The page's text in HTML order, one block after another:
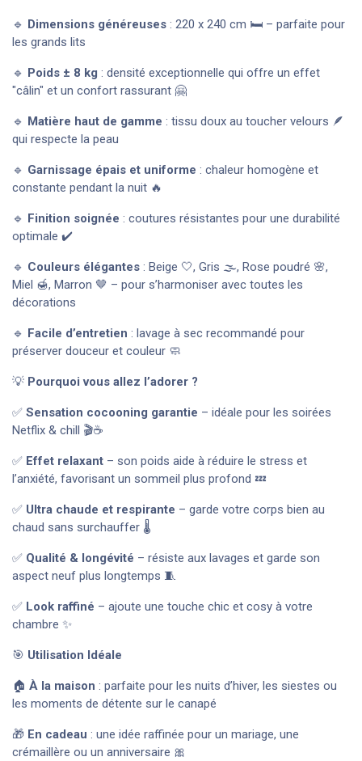
🔹 Dimensions généreuses : 220 x 240 cm 🛏️ – parfaite pour
les grands lits
🔹 Poids ± 8 kg : densité exceptionnelle qui offre un effet
"câlin" et un confort rassurant 🤗
🔹 Matière haut de gamme : tissu doux au toucher velours 🪶
qui respecte la peau
🔹 Garnissage épais et uniforme : chaleur homogène et
constante pendant la nuit 🔥
🔹 Finition soignée : coutures résistantes pour une durabilité
optimale ✔️
🔹 Couleurs élégantes : Beige 🤍, Gris 🌫️, Rose poudré 🌸,
Miel 🍯, Marron 🤎 – pour s’harmoniser avec toutes les
décorations
🔹 Facile d’entretien : lavage à sec recommandé pour
préserver douceur et couleur 🧼
💡 Pourquoi vous allez l’adorer ?
✅ Sensation cocooning garantie – idéale pour les soirées
Netflix & chill 🎬☕
✅ Effet relaxant – son poids aide à réduire le stress et
l’anxiété, favorisant un sommeil plus profond 💤
✅ Ultra chaude et respirante – garde votre corps bien au
chaud sans surchauffer 🌡️
✅ Qualité & longévité – résiste aux lavages et garde son
aspect neuf plus longtemps 🧵
✅ Look raffiné – ajoute une touche chic et cosy à votre
chambre ✨
🎯 Utilisation Idéale
🏠 À la maison : parfaite pour les nuits d’hiver, les siestes ou
les moments de détente sur le canapé
🎁 En cadeau : une idée raffinée pour un mariage, une
crémaillère ou un anniversaire 🎀